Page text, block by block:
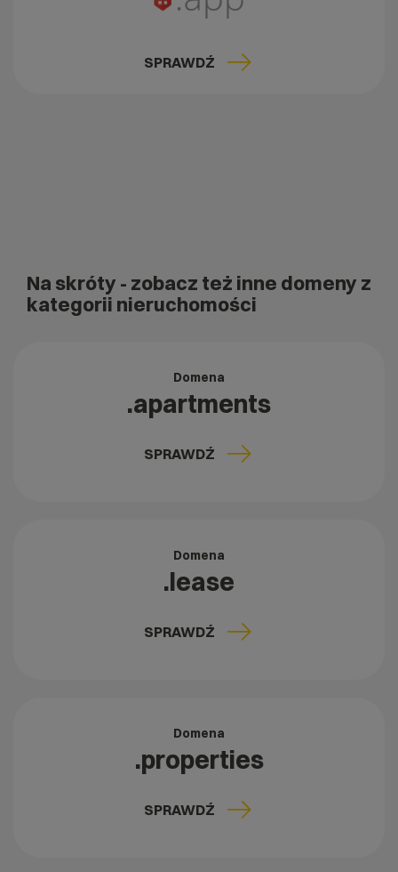
SPRAWDŹ
Na skróty - zobacz też inne domeny z
kategorii nieruchomości
Domena
.apartments
SPRAWDŹ
Domena
.lease
SPRAWDŹ
Domena
.properties
SPRAWDŹ